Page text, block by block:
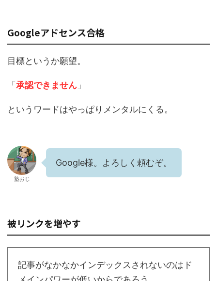
Googleアドセンス合格
目標というか願望。
「 承認できません 」
というワードはやっぱりメンタルにくる。
塾おじ
Google様。よろしく頼むぞ。
被リンクを増やす
記事がなかなかインデックスされないのはド